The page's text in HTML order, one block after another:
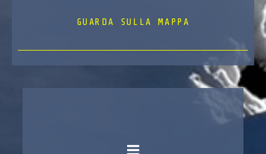
GUARDA SULLA MAPPA